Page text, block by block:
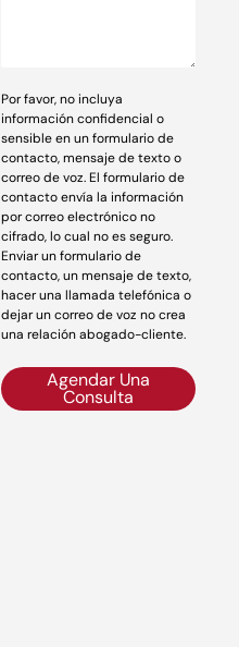
Por favor, no incluya
información confidencial o
sensible en un formulario de
contacto, mensaje de texto o
correo de voz. El formulario de
contacto envía la información
por correo electrónico no
cifrado, lo cual no es seguro.
Enviar un formulario de
contacto, un mensaje de texto,
hacer una llamada telefónica o
dejar un correo de voz no crea
una relación abogado-cliente.
Agendar Una
Consulta